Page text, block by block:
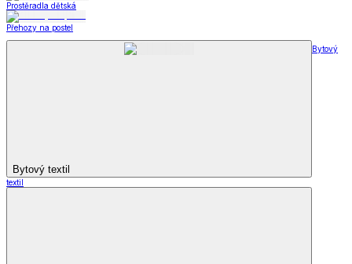
Prostěradla dětská
Přehozy na postel
Bytový textil
Bytový
textil